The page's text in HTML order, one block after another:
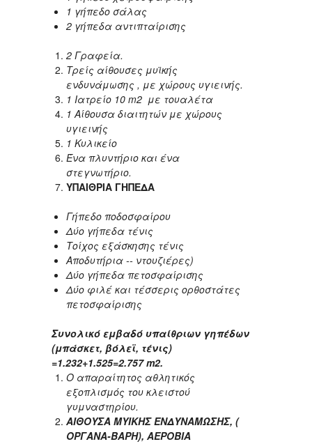
1 γήπεδο σάλας
2 γήπεδα αντιπταίρισης
2 Γραφεία.
Τρείς αίθουσες μυϊκής
ενδυνάμωσης , με χώρους υγιεινής.
1 Ιατρείο 10 m2 με τουαλέτα
1 Αίθουσα διαιτητών με χώρους
υγιεινής
1 Κυλικείο
Ένα πλυντήριο και ένα
στεγνωτήριο.
ΥΠΑΙΘΡΙΑ ΓΗΠΕΔΑ
Γήπεδο ποδοσφαίρου
Δύο γήπεδα τένις
Τοίχος εξάσκησης τένις
Αποδυτήρια -- ντουζιέρες)
Δύο γήπεδα πετοσφαίρισης
Δύο φιλέ και τέσσερις ορθοστάτες
πετοσφαίρισης
Συνολικό εμβαδό υπαίθριων γηπέδων
(μπάσκετ, βόλεϊ, τένις)
=1.232+1.525=2.757m2.
Ο απαραίτητος αθλητικός
εξοπλισμός του κλειστού
γυμναστηρίου.
ΑΙΘΟΥΣΑ ΜΥΙΚΗΣ ΕΝΔΥΝΑΜΩΣΗΣ, (
ΟΡΓΑΝΑ-ΒΑΡΗ), ΑΕΡΟΒΙΑ